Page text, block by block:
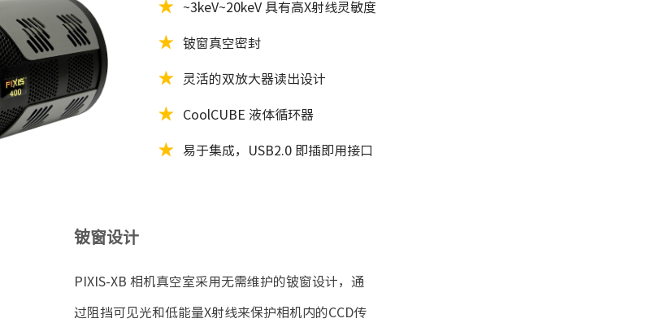
★ ~3keV~20keV 具有高X射线灵敏度
★ 铍窗真空密封
★ 灵活的双放大器读出设计
★ CoolCUBE 液体循环器
★ 易于集成，USB2.0 即插即用接口
铍窗设计
PIXIS-XB 相机真空室采用无需维护的铍窗设计，通
过阻挡可见光和低能量X射线来保护相机内的CCD传